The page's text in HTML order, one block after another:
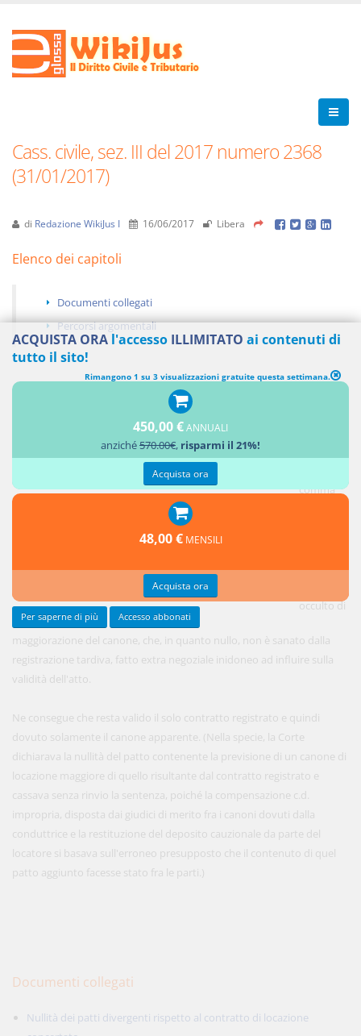
Cass. civile, sez. III del 2017 numero 2368
(31/01/2017)
di Redazione WikiJus I 16/06/2017 Libera
Elenco dei capitoli
Documenti collegati
Percorsi argomentali
comma
sanziona il
occulto di
maggiorazione del canone, che, in quanto nullo, non è sanato dalla
registrazione tardiva, fatto extra negoziale inidoneo ad influire sulla
validità dell'atto.
Ne consegue che resta valido il solo contratto registrato e quindi
dovuto solamente il canone apparente. (Nella specie, la Corte
dichiarava la nullità del patto contenente la previsione di un canone di
locazione maggiore di quello risultante dal contratto registrato e
cassava senza rinvio la sentenza, poiché la compensazione c.d.
impropria, disposta dai giudici di merito fra i canoni dovuti dalla
conduttrice e la restituzione del deposito cauzionale da parte del
locatore si basava sull'erroneo presupposto che il contenuto di quel
patto aggiunto facesse stato fra le parti.)
Documenti collegati
Nullità dei patti divergenti rispetto al contratto di locazione
ACQUISTA ORA l'accesso ILLIMITATO ai contenuti di
tutto il sito!
Rimangono 1 su 3 visualizzazioni gratuite questa settimana.
450,00 €ANNUALI
anziché570.00€, risparmi il 21%!
Acquista ora
48,00 € MENSILI
Acquista ora
Per saperne di più Accesso abbonati